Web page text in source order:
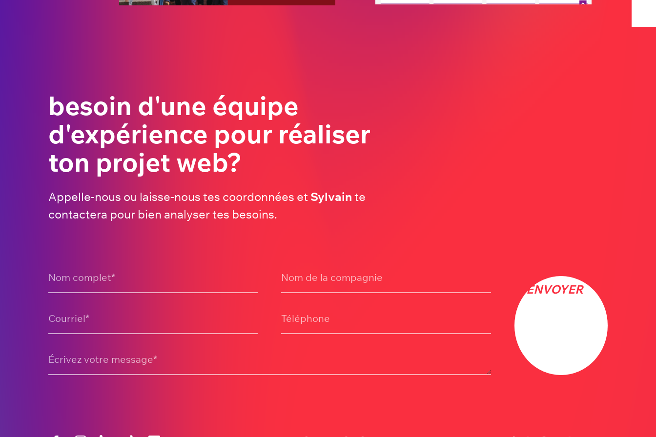
besoin d'une équipe
d'expérience pour réaliser
ton projet web?
Appelle-nous ou laisse-nous tes coordonnées et Sylvain te
contactera pour bien analyser tes besoins.
Nom complet* Nom de la compagnie
Courriel* Téléphone
Écrivez votre message*
ENVOYER